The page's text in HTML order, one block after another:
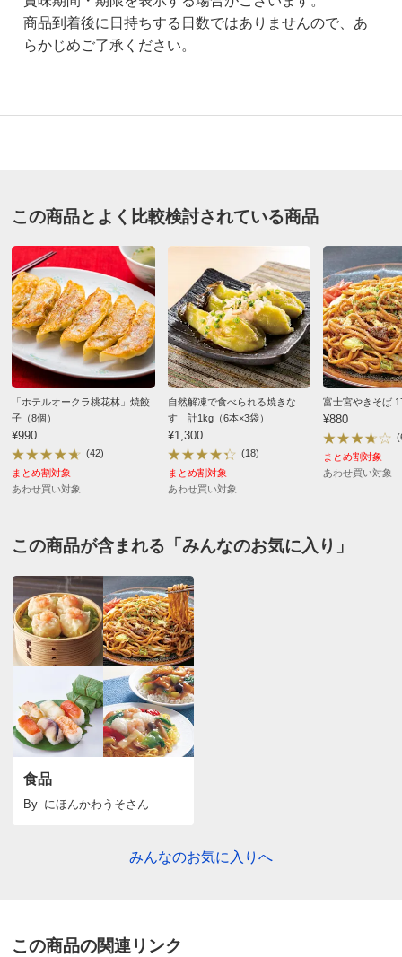
商品到着後に日持ちする日数ではありませんので、あ
らかじめご了承ください。
商品名・特徴 ホテルオークラ デミグラスハンバーグステーキ（2食）
¥1,290 税込 ¥1,195 税抜
※軽減税率対象です。
送料・送料種
別
基本配送料：¥
880
冷凍・冷蔵配送料：¥200
※沖縄は地域配送料 ¥770 がかかります
お支払い方法 送料について
■内容量：2個入り 216g（固形量136g）
■原材料：下記「原材料等の詳細はコチラから」のリンク
をご参照ください。
※食品表示情報の掲載内容につきましては、お手元に届き
■アレルギー表示対象品目：小麦・卵・乳成分・大豆・牛
■賞味期間：冷凍1年
■製造加工：日本
■原料原産地：牛肉・豚肉（国産）
■お召し上がり方：本品を外袋から取り出し、冷凍状態の
まま封を切らずに、沸騰したお湯で約17分間温めてくださ
い。
【ご注意ください！】
ん。
★★★★★
★★★★★
1
★★★★★ 0
東京都
大変美味しかったです。次回購入予定が御座いました
ら、是非購入したいと思います。
2026/06/30
商品担当者より
す。今後ともディノスをどうぞよろしくお願い申し
上げます。
大阪府
たっぷりのソースがおいしいです。いつもパスタを添え
ていただいてます。
2026/06/25
商品担当者より
す。今後ともディノスをどうぞよろしくお願い申し
この商品とよく比較検討されている商品
「ホテルオークラ桃花林」焼餃
子（8個）
¥990
(42)
まとめ割対象
あわせ買い対象
自然解凍で食べられる焼きな
す 計1kg（6本×3袋）
¥1,300
(18)
まとめ割対象
あわせ買い対象
富士宮やきそば
¥880
まとめ割対象
あわせ買い対象
この商品が含まれる「みんなのお気に入り」
食品
By にほんかわうそさん
みんなのお気に入りへ
この商品の関連リンク